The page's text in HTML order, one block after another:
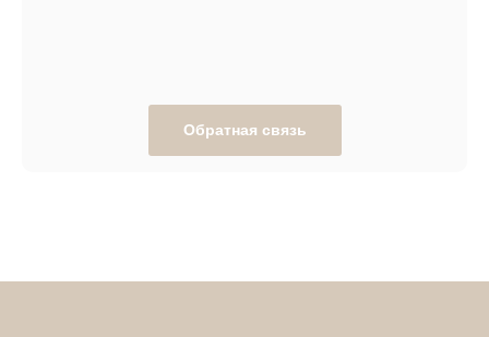
Обратная связь